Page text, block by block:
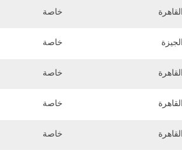
القاهرة خاصة
الجيزة خاصة
القاهرة خاصة
القاهرة خاصة
القاهرة خاصة